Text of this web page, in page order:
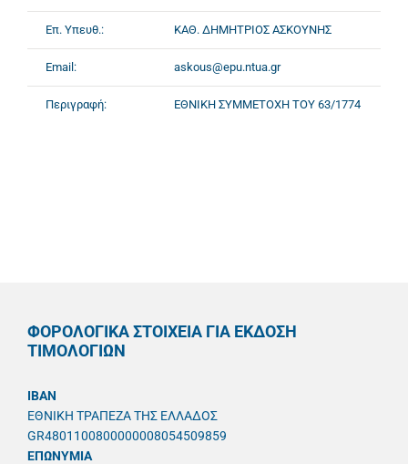
Επ. Υπευθ.: ΚΑΘ. ΔΗΜΗΤΡΙΟΣ ΑΣΚΟΥΝΗΣ
Email: askous@epu.ntua.gr
Περιγραφή: ΕΘΝΙΚΗ ΣΥΜΜΕΤΟΧΗ ΤΟΥ 63/1774
ΦΟΡΟΛΟΓΙΚΑ ΣΤΟΙΧΕΙΑ ΓΙΑ ΕΚΔΟΣΗ
ΤΙΜΟΛΟΓΙΩΝ
IBAN
ΕΘΝΙΚΗ ΤΡΑΠΕΖΑ ΤΗΣ ΕΛΛΑΔΟΣ
GR4801100800000008054509859
ΕΠΩΝΥΜΙΑ